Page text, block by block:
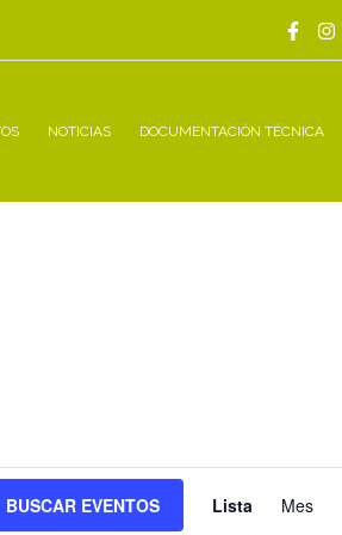
NOTICIAS DOCUMENTACIÓN TÉCNICA
BUSCAR EVENTOS
de
Lista Mes